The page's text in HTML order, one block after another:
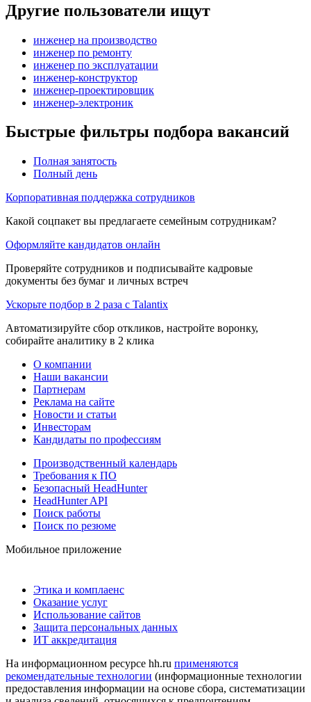
Другие пользователи ищут
инженер на производство
инженер по ремонту
инженер по эксплуатации
инженер-конструктор
инженер-проектировщик
инженер-электроник
Быстрые фильтры подбора вакансий
Полная занятость
Полный день
Корпоративная поддержка сотрудников
Какой соцпакет вы предлагаете семейным сотрудникам?
Оформляйте кандидатов онлайн
Проверяйте сотрудников и подписывайте кадровые
документы без бумаг и личных встреч
Ускорьте подбор в 2 раза с Talantix
Автоматизируйте сбор откликов, настройте воронку,
собирайте аналитику в 2 клика
О компании
Наши вакансии
Партнерам
Реклама на сайте
Новости и статьи
Инвесторам
Кандидаты по профессиям
Производственный календарь
Требования к ПО
Безопасный HeadHunter
HeadHunter API
Поиск работы
Поиск по резюме
Мобильное приложение
Этика и комплаенс
Оказание услуг
Использование сайтов
Защита персональных данных
ИТ аккредитация
На информационном ресурсе hh.ru применяются
рекомендательные технологии (информационные технологии
предоставления информации на основе сбора, систематизации